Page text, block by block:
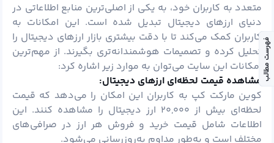
متعدد به کاربران خود، به یکی از اصلی‌ترین منابع اطلاعاتی در
دنیای ارزهای دیجیتال تبدیل شده است. این امکانات به
کاربران کمک می‌کند تا با دقت بیشتری بازار ارزهای دیجیتال را
تحلیل کرده و تصمیمات هوشمندانه‌تری بگیرند. از مهم‌ترین
امکانات این سایت می‌توان به موارد زیر اشاره کرد:
مشاهده قیمت لحظه‌ای ارزهای دیجیتال:
کوین مارکت کپ به کاربران این امکان را می‌دهد که قیمت
لحظه‌ای بیش از ۲۰,۰۰۰ ارز دیجیتال را مشاهده کنند. این
اطلاعات شامل قیمت خرید و فروش هر ارز در صرافی‌های
مختلف است و به‌طور مداوم به‌روزرسانی می‌شود.
فهرست مطالب